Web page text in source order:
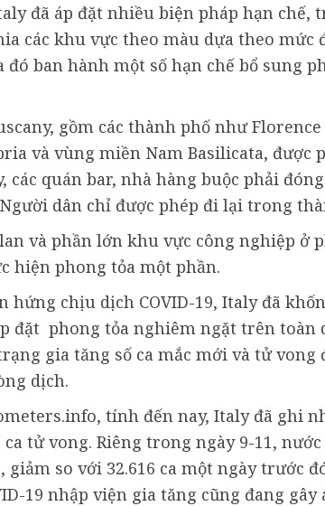
đã áp đặt nhiều biện pháp hạn chế,
các khu vực theo màu dựa theo mức
đó ban hành một số hạn chế bổ sung
gồm các thành phố như Florence
và vùng miền Nam Basilicata, được
các quán bar, nhà hàng buộc phải
dân chỉ được phép đi lại trong
và phần lớn khu vực công nghiệp ở
hiện phong tỏa một phần.
hứng chịu dịch COVID-19, Italy đã
đặt phong tỏa nghiêm ngặt trên toàn
gia tăng số ca mắc mới và tử vong
dịch.
tính đến nay, Italy đã ghi
ca tử vong. Riêng trong ngày 9-11,
giảm so với 32.616 ca một ngày trước
19 nhập viện gia tăng cũng đang